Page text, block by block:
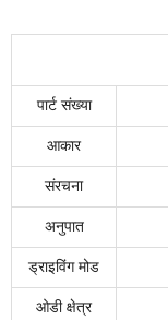
पार्ट संख्या
आकार
संरचना
अनुपात
ड्राइविंग मोड
ओडी क्षेत्र